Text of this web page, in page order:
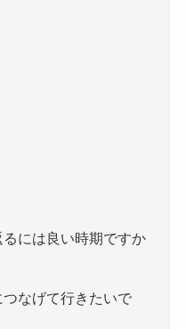
には良い時期ですか
なげて行きたいで